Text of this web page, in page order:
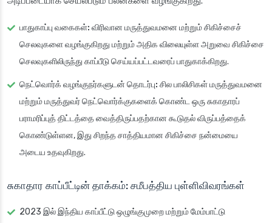
பாதுகாப்பு வகைகள்: விரிவான மருத்துவமனை மற்றும் சிகிச்சைச்
செலவுகளை வழங்குகிறது மற்றும் அதிக விலையுள்ள அறுவை சிகிச்சை
செலவுகளிலிருந்து காப்பீடு செய்யப்பட்டவரைப் பாதுகாக்கிறது.
நெட்வொர்க் வழங்குநர்களுடன் தொடர்பு: சில பாலிசிகள் மருத்துவமனை
மற்றும் மருத்துவர் நெட்வொர்க்குகளைக் கொண்ட ஒரு சுகாதாரப்
பராமரிப்புத் திட்டத்தை வைத்திருப்பதற்கான கூடுதல் விருப்பத்தைக்
கொண்டுள்ளன, இது சிறந்த சாத்தியமான சிகிச்சை நன்மையை
அடைய உதவுகிறது.
சுகாதார காப்பீட்டின் தாக்கம்: சமீபத்திய புள்ளிவிவரங்கள்
2023 இல் இந்திய காப்பீட்டு ஒழுங்குமுறை மற்றும் மேம்பாட்டு